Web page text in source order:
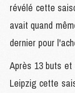
révélé cette
avait quand
dernier pour
Après 13 buts
Leipzig cette